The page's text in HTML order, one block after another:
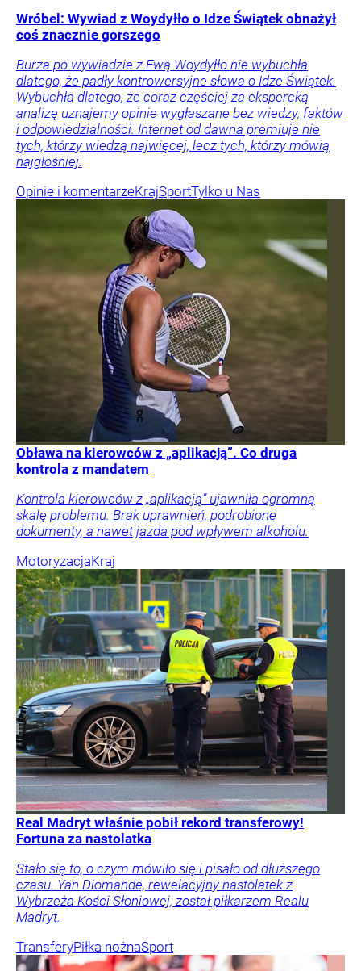
Wróbel: Wywiad z Woydyłło o Idze Świątek obnażył
coś znacznie gorszego
Burza po wywiadzie z Ewą Woydyłło nie wybuchła
dlatego, że padły kontrowersyjne słowa o Idze Świątek.
Wybuchła dlatego, że coraz częściej za ekspercką
analizę uznajemy opinie wygłaszane bez wiedzy, faktów
i odpowiedzialności. Internet od dawna premiuje nie
tych, którzy wiedzą najwięcej, lecz tych, którzy mówią
najgłośniej.
Opinie i komentarzeKrajSportTylko u Nas
Obława na kierowców z „aplikacją”. Co druga
kontrola z mandatem
Kontrola kierowców z „aplikacją” ujawniła ogromną
skalę problemu. Brak uprawnień, podrobione
dokumenty, a nawet jazda pod wpływem alkoholu.
MotoryzacjaKraj
Real Madryt właśnie pobił rekord transferowy!
Fortuna za nastolatka
Stało się to, o czym mówiło się i pisało od dłuższego
czasu. Yan Diomande, rewelacyjny nastolatek z
Wybrzeża Kości Słoniowej, został piłkarzem Realu
Madryt.
TransferyPiłka nożnaSport